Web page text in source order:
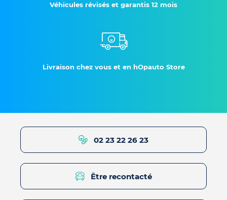
Véhicules révisés et garantis 12 mois
Livraison chez vous et en hOpauto Store
02 23 22 26 23
Être recontacté